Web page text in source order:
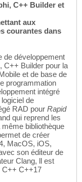
C++ Builder et
aux
courantes dans
de développement
C++ Builder pour la
et de base de
programmation
intégré
de
RAD pour Rapid
qui reprend les
bibliothèque
de créer
MacOS, iOS,
son éditeur de
Clang, ll est
C++ C++17